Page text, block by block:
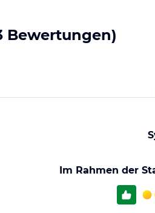
Bewertungen)
Im Rahmen der